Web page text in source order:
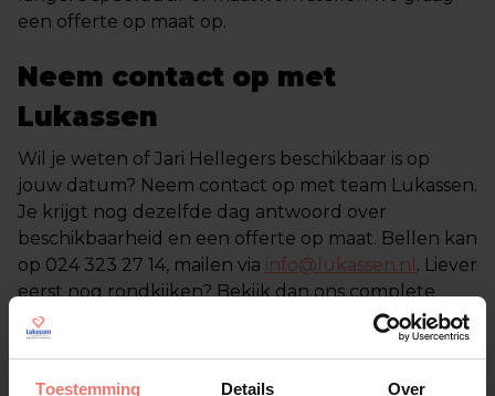
Toestemming Details Over
een offerte op maat op.
Neem contact op met
Lukassen
Wil je weten of Jari Hellegers beschikbaar is op
jouw datum? Neem contact op met team Lukassen.
Je krijgt nog dezelfde dag antwoord over
beschikbaarheid en een offerte op maat. Bellen kan
op 024 323 27 14, mailen via info@lukassen.nl . Liever
eerst nog rondkijken? Bekijk dan ons complete
aanbod om
via Lukassen.